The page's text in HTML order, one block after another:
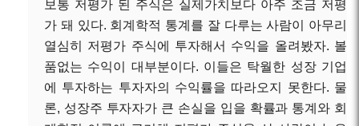
보통 저평가 된 주식은 실제가치보다 아주 조금 저평
가 돼 있다. 회계학적 통계를 잘 다루는 사람이 아무리
열심히 저평가 주식에 투자해서 수익을 올려봤자. 볼
품없는 수익이 대부분이다. 이들은 탁월한 성장 기업
에 투자하는 투자자의 수익률을 따라오지 못한다. 물
론, 성장주 투자자가 큰 손실을 입을 확률과 통계와 회